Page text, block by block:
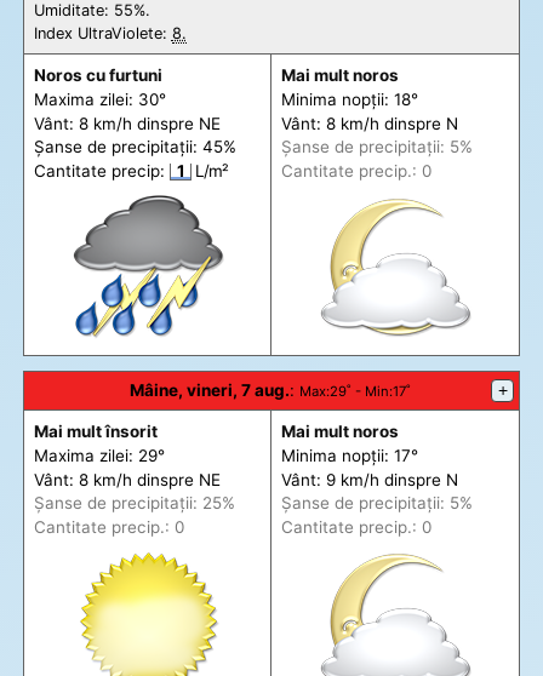
Umiditate: 55%.
Index UltraViolete: 8.
Noros cu furtuni
Maxima zilei: 30°
Vânt: 8 km/h dinspre NE
Șanse de precipitații: 45%
Cantitate precip:
1 L/m²
Mai mult noros
Minima nopții: 18°
Vânt: 8 km/h dinspre N
Șanse de precipitații: 5%
Cantitate precip.: 0
Mâine, vineri, 7 aug.: Max:29˚ - Min:17˚ +
Mai mult însorit
Maxima zilei: 29°
Vânt: 8 km/h dinspre NE
Șanse de precipitații: 25%
Cantitate precip.: 0
Mai mult noros
Minima nopții: 17°
Vânt: 9 km/h dinspre N
Șanse de precipitații: 5%
Cantitate precip.: 0